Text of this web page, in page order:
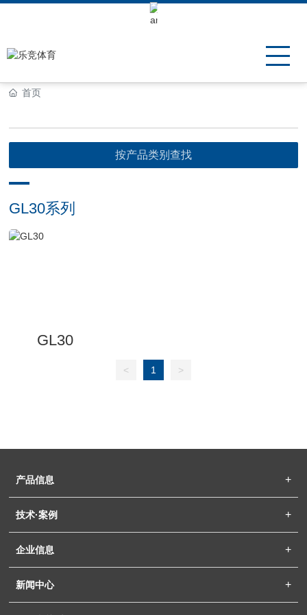
Keli Motor Group Search
首页
按产品类别查找
GL30系列
GL30
< 1 >
产品信息
技术·案例
企业信息
新闻中心